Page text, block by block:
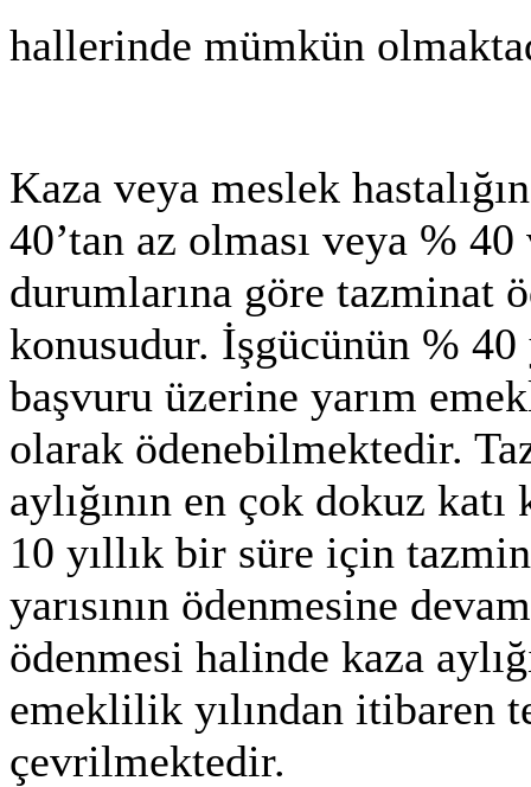
hallerinde mümkün
Kaza veya meslek
40’tan az olması veya %
durumlarına göre tazminat
konusudur. İşgücünün % 40
başvuru üzerine yarım
olarak ödenebilmektedir.
aylığının en çok dokuz
10 yıllık bir süre için
yarısının ödenmesine
ödenmesi halinde kaza
emeklilik yılından itibaren
çevrilmektedir.